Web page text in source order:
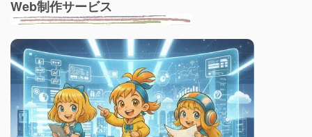
Web制作サービス